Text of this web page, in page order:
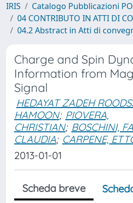
IRIS
Catalogo Pubblicazioni
04 CONTRIBUTO IN ATTI DI
04.2 Abstract in Atti di
Charge and Spin
Information from
Signal
HEDAYAT ZADEH
HAMOON; PIOVERA,
CHRISTIAN; BOSCHINI,
CLAUDIA; CARPENE,
2013-01-01
Scheda breve